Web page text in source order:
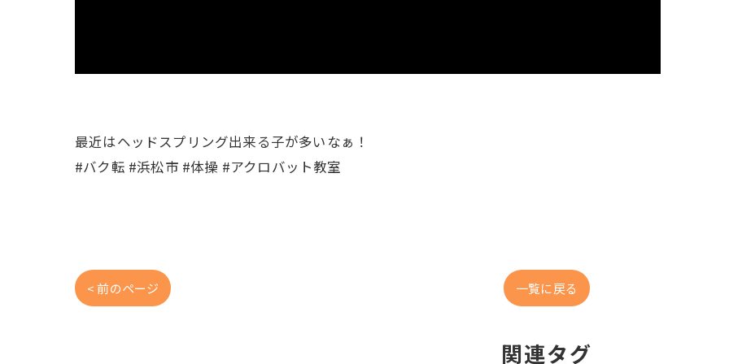
最近はヘッドスプリング出来る子が多いなぁ！
#バク転 #浜松市 #体操 #アクロバット教室
< 前のページ 一覧に戻る
関連タグ